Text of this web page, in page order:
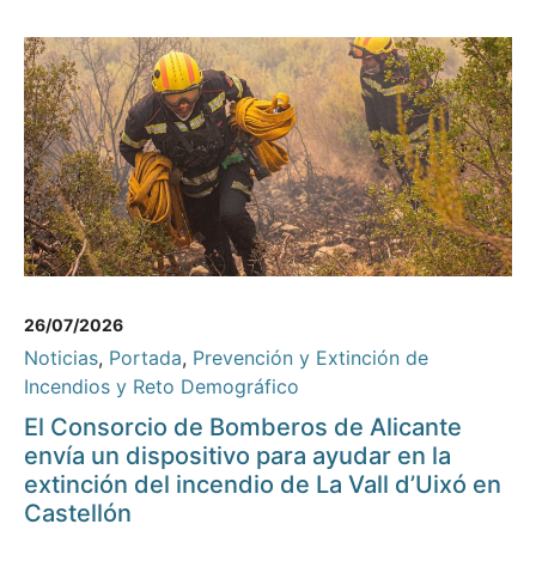
26/07/2026
Noticias, Portada, Prevención y Extinción de
Incendios y Reto Demográfico
El Consorcio de Bomberos de Alicante
envía un dispositivo para ayudar en la
extinción del incendio de La Vall d’Uixó en
Castellón